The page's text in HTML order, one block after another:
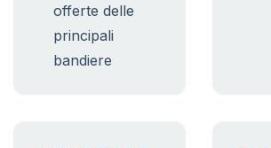
offerte delle
principali
bandiere